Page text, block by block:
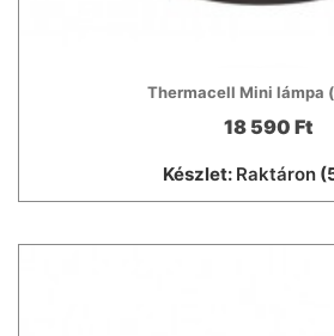
Thermacell Mini lámpa
18 590 Ft
Készlet: Raktáron